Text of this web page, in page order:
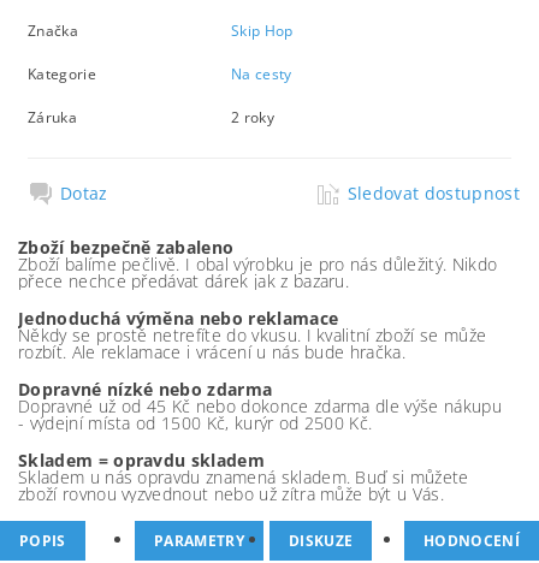
Značka Skip Hop
Kategorie Na cesty
Záruka 2 roky
Dotaz Sledovat dostupnost
Zboží bezpečně zabaleno
Zboží balíme pečlivě. I obal výrobku je pro nás důležitý. Nikdo
přece nechce předávat dárek jak z bazaru.
Jednoduchá výměna nebo reklamace
Někdy se prostě netrefíte do vkusu. I kvalitní zboží se může
rozbít. Ale reklamace i vrácení u nás bude hračka.
Dopravné nízké nebo zdarma
Dopravné už od 45 Kč nebo dokonce zdarma dle výše nákupu
- výdejní místa od 1500 Kč, kurýr od 2500 Kč.
Skladem = opravdu skladem
Skladem u nás opravdu znamená skladem. Buď si můžete
zboží rovnou vyzvednout nebo už zítra může být u Vás.
POPIS PARAMETRY DISKUZE HODNOCENÍ